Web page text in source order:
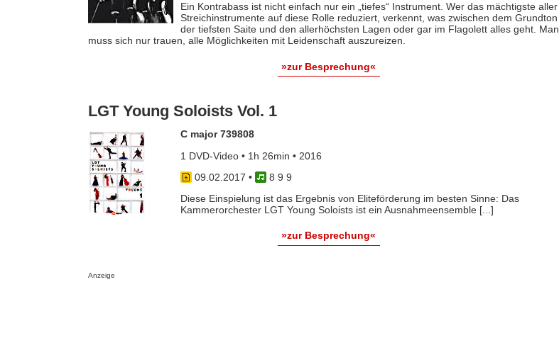
Ein Kontrabass ist nicht einfach nur ein „tiefes“ Instrument. Wer das mächtigste aller
Streichinstrumente auf diese Rolle reduziert, verkennt, was zwischen dem Grundton
der tiefsten Saite und den allerhöchsten Lagen oder gar im Flagolett alles geht. Man
muss sich nur trauen, alle Möglichkeiten mit Leidenschaft auszureizen.
»zur Besprechung«
LGT Young Soloists Vol. 1
C major 739808
1 DVD-Video • 1h 26min • 2016
09.02.2017 •
8 9 9
Diese Einspielung ist das Ergebnis von Eliteförderung im besten Sinne: Das
Kammerorchester LGT Young Soloists ist ein Ausnahmeensemble [...]
»zur Besprechung«
Anzeige